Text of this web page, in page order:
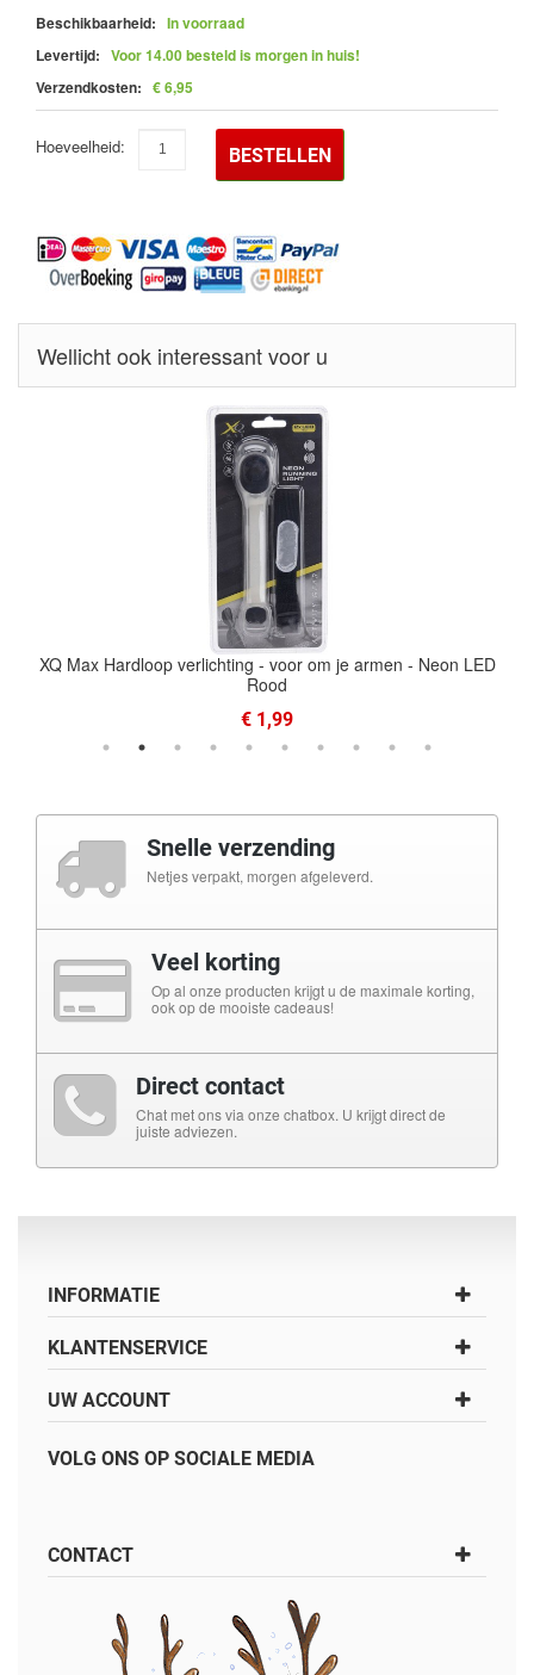
Beschikbaarheid: In voorraad
Levertijd: Voor 14.00 besteld is morgen in huis!
Verzendkosten: € 6,95
Hoeveelheid: BESTELLEN
Wellicht ook interessant voor u
XQ Max Hardloop verlichting - voor om je armen - Neon LED
Rood
€ 1,99
Snelle verzending
Netjes verpakt, morgen afgeleverd.
Veel korting
Op al onze producten krijgt u de maximale korting,
ook op de mooiste cadeaus!
Direct contact
Chat met ons via onze chatbox. U krijgt direct de
juiste adviezen.
INFORMATIE
KLANTENSERVICE
UW ACCOUNT
VOLG ONS OP SOCIALE MEDIA
CONTACT